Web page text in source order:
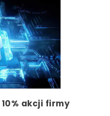
10% akcji firmy